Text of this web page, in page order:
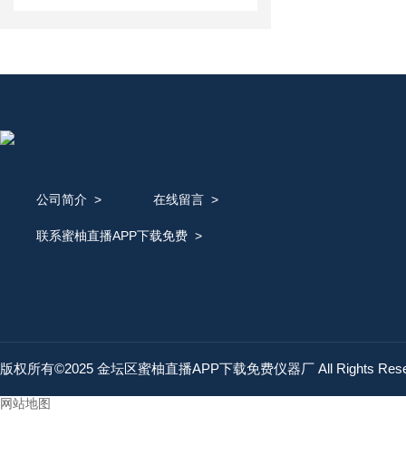
公司简介 > 在线留言>
联系蜜柚直播APP下载免费>
版权所有©2025 金坛区蜜柚直播APP下载免费仪器厂 All Rights
网站地图